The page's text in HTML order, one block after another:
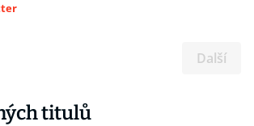
Další
titulů